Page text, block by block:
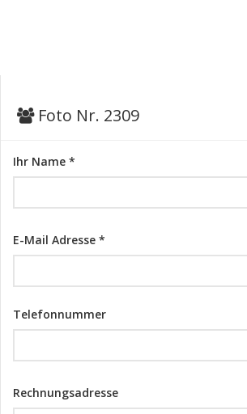
Foto Nr. 2309
Ihr Name *
E-Mail Adresse *
Telefonnummer
Rechnungsadresse